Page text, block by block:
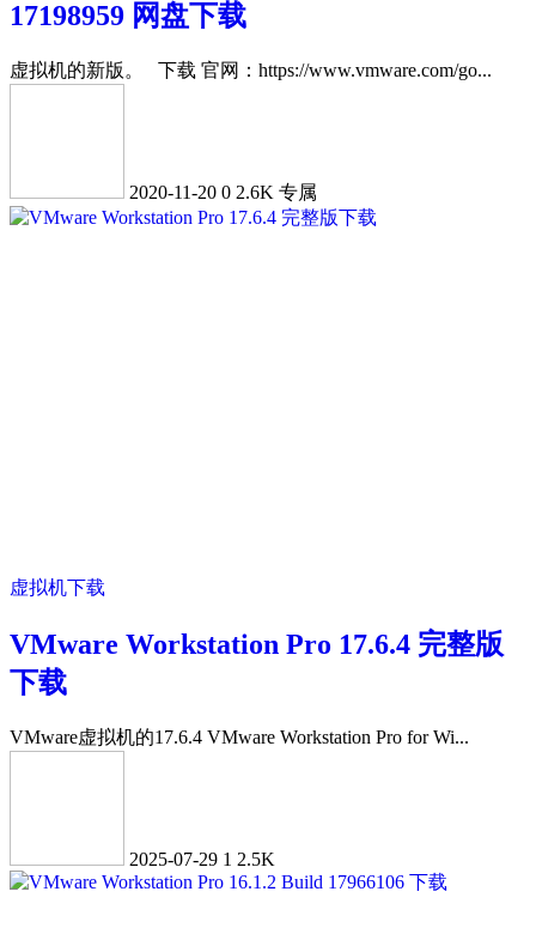
17198959 网盘下载
虚拟机的新版。 下载 官网：https://www.vmware.com/go...
2020-11-20 0 2.6K 专属
虚拟机下载
VMware Workstation Pro 17.6.4 完整版
下载
VMware虚拟机的17.6.4 VMware Workstation Pro for Wi...
2025-07-29 1 2.5K